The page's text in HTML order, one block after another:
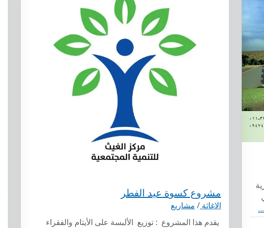
مشروع كسوة عيد الفطر
الاغاثة / مشاريع
يقدم هذا المشروع : توزيع الألبسة على الأيتام والفقراء